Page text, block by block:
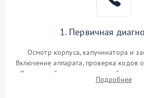
1. Первичная
Осмотр корпуса, капучинатора и
Включение аппарата, проверка кодов
Оценка работы помпы, термоблока и
Измерение температуры и давления
Подробнее